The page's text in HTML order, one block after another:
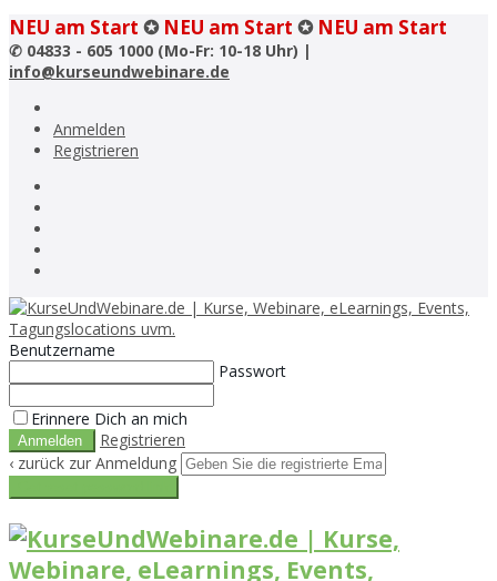
NEU am Start ✪ NEU am Start ✪ NEU am Start
✆ 04833 - 605 1000 (Mo-Fr: 10-18 Uhr) |
info@kurseundwebinare.de
Anmelden
Registrieren
Benutzername
Passwort
Erinnere Dich an mich
Registrieren
‹ zurück zur Anmeldung